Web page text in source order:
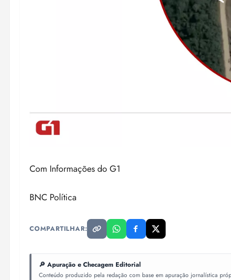
Com Informações do G1
BNC Política
COMPARTILHAR:
🔎 Apuração e Checagem Editorial
Conteúdo produzido pela redação com base em apuração jornalística